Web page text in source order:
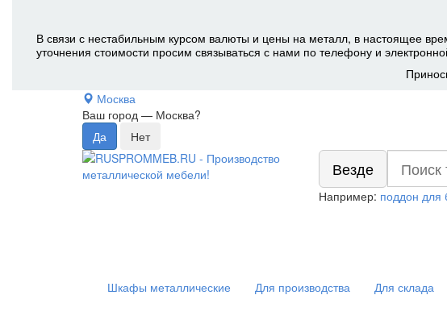
В связи с нестабильным курсом валюты и цены на металл, в настоящее
уточнения стоимости просим связываться с нами по телефону и
Москва
Ваш город — Москва?
Везде
Например: поддон для
Шкафы металлические Для производства Для склада